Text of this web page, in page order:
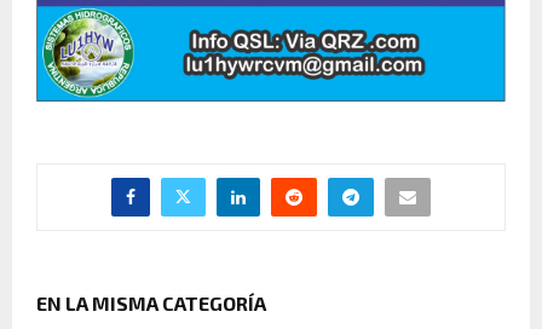
EN LA MISMA CATEGORÍA